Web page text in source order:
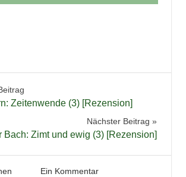
Zeitenwende (3) [Rezension]
Nächster Beitrag
Bach: Zimt und ewig (3) [Rezension]
2018 Ein Kommentar